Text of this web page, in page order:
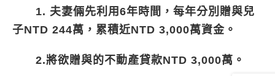
1. 夫妻倆先利用6年時間，每年分別贈與兒
子NTD 244萬，累積近NTD 3,000萬資金。
2.將欲贈與的不動產貸款NTD 3,000萬。